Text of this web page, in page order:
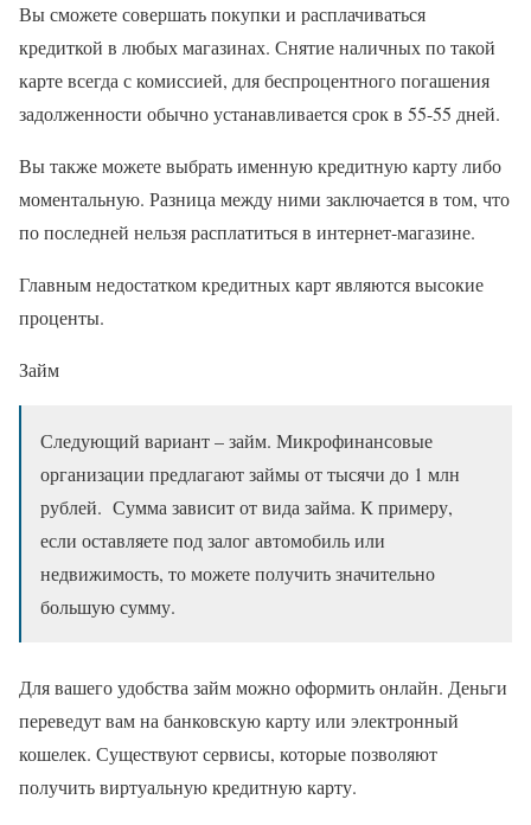
Вы сможете совершать покупки и расплачиваться
кредиткой в любых магазинах. Снятие наличных по такой
карте всегда с комиссией, для беспроцентного погашения
задолженности обычно устанавливается срок в 55-55 дней.
Вы также можете выбрать именную кредитную карту либо
моментальную. Разница между ними заключается в том, что
по последней нельзя расплатиться в интернет-магазине.
Главным недостатком кредитных карт являются высокие
проценты.
Займ
Следующий вариант – займ. Микрофинансовые
организации предлагают займы от тысячи до 1 млн
рублей. Сумма зависит от вида займа. К примеру,
если оставляете под залог автомобиль или
недвижимость, то можете получить значительно
большую сумму.
Для вашего удобства займ можно оформить онлайн. Деньги
переведут вам на банковскую карту или электронный
кошелек. Существуют сервисы, которые позволяют
получить виртуальную кредитную карту.